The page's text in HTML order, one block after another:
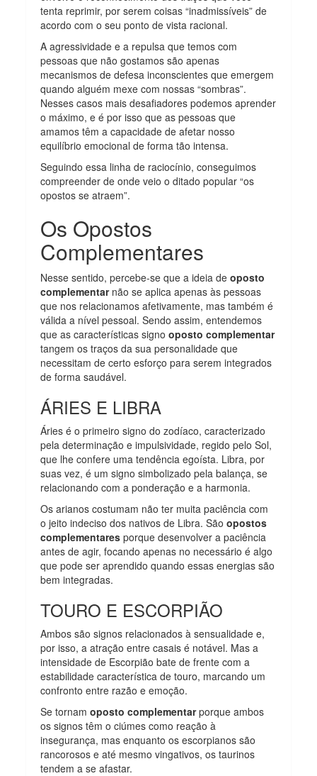
tenta reprimir, por serem coisas “inadmissíveis” de
acordo com o seu ponto de vista racional.
A agressividade e a repulsa que temos com
pessoas que não gostamos são apenas
mecanismos de defesa inconscientes que emergem
quando alguém mexe com nossas “sombras”.
Nesses casos mais desafiadores podemos aprender
o máximo, e é por isso que as pessoas que
amamos têm a capacidade de afetar nosso
equilíbrio emocional de forma tão intensa.
Seguindo essa linha de raciocínio, conseguimos
compreender de onde veio o ditado popular “os
opostos se atraem”.
Os Opostos
Complementares
Nesse sentido, percebe-se que a ideia deoposto
complementar não se aplica apenas às pessoas
que nos relacionamos afetivamente, mas também é
válida a nível pessoal. Sendo assim, entendemos
que as características signooposto complementar
tangem os traços da sua personalidade que
necessitam de certo esforço para serem integrados
de forma saudável.
ÁRIES E LIBRA
Áries é o primeiro signo do zodíaco, caracterizado
pela determinação e impulsividade, regido pelo Sol,
que lhe confere uma tendência egoísta. Libra, por
suas vez, é um signo simbolizado pela balança, se
relacionando com a ponderação e a harmonia.
Os arianos costumam não ter muita paciência com
o jeito indeciso dos nativos de Libra. Sãoopostos
complementares porque desenvolver a paciência
antes de agir, focando apenas no necessário é algo
que pode ser aprendido quando essas energias são
bem integradas.
TOURO E ESCORPIÃO
Ambos são signos relacionados à sensualidade e,
por isso, a atração entre casais é notável. Mas a
intensidade de Escorpião bate de frente com a
estabilidade característica de touro, marcando um
confronto entre razão e emoção.
Se tornamoposto complementarporque ambos
os signos têm o ciúmes como reação à
insegurança, mas enquanto os escorpianos são
rancorosos e até mesmo vingativos, os taurinos
tendem a se afastar.